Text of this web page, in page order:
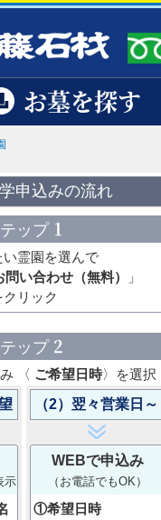
お墓を探す
申込みの流れ
ップ 1
い霊園を選んで
い合わせ（無料）
」
クリック
ップ 2
〈 ご希望日時〉を選択
示
（2）翌々営業日～
WEBで申込み
（お電話でもOK）
①希望日時